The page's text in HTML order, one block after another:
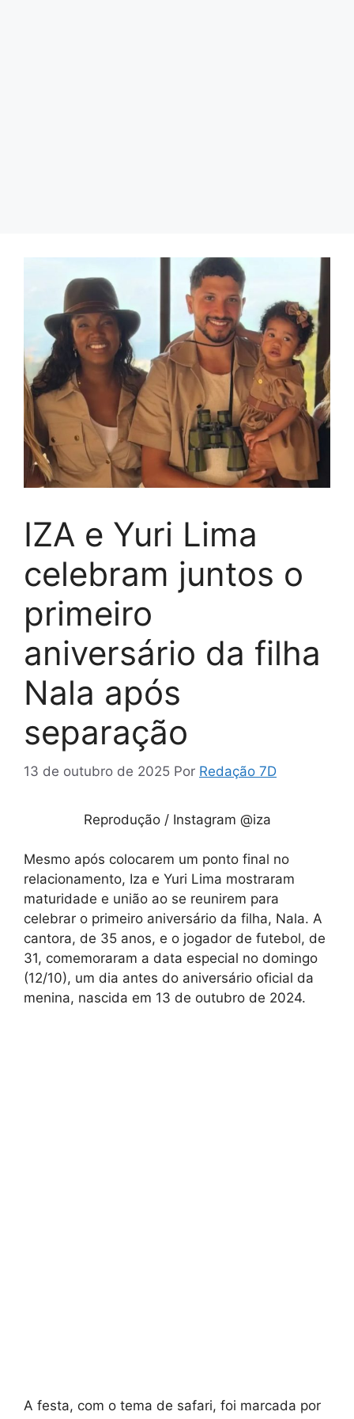
IZA e Yuri Lima
celebram juntos o
primeiro
aniversário da filha
Nala após
separação
13 de outubro de 2025 Por Redação 7D
Reprodução / Instagram @iza
Mesmo após colocarem um ponto final no
relacionamento, Iza e Yuri Lima mostraram
maturidade e união ao se reunirem para
celebrar o primeiro aniversário da filha, Nala. A
cantora, de 35 anos, e o jogador de futebol, de
31, comemoraram a data especial no domingo
(12/10), um dia antes do aniversário oficial da
menina, nascida em 13 de outubro de 2024.
A festa, com o tema de safari, foi marcada por